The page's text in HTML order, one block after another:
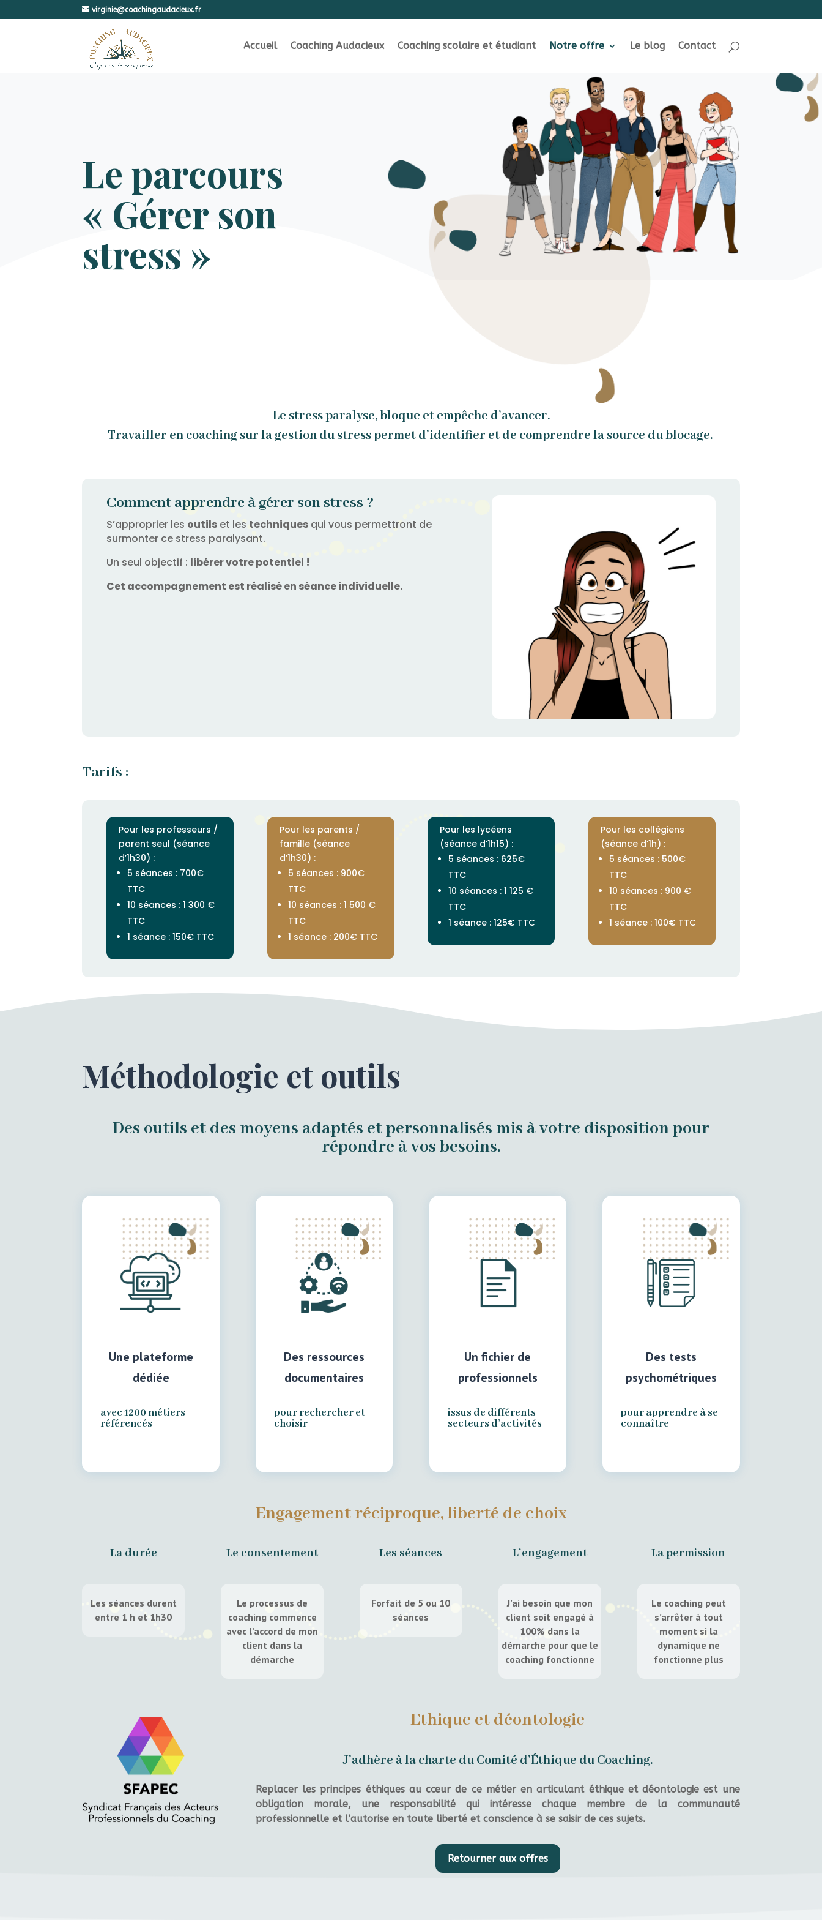
virginie@coachingaudacieux.fr
Accueil Coaching Audacieux Coaching scolaire et étudiant Notre offre Le blog Contact
Le parcours
« Gérer son
stress »
Le stress paralyse, bloque et empêche d’avancer.
Travailler en coaching sur la gestion du stress permet d’identifier et de comprendre la source du blocage.
Comment apprendre à gérer son stress ?
S’approprier les outils et les techniques qui vous permettront de
surmonter ce stress paralysant.
Un seul objectif : libérer votre potentiel !
Cet accompagnement est réalisé en séance individuelle.
Tarifs :
Pour les professeurs /
parent seul (séance
d’1h30) :
5 séances : 700€
TTC
10 séances : 1 300 €
TTC
1 séance : 150€ TTC
Pour les parents /
famille (séance
d’1h30) :
5 séances : 900€
TTC
10 séances : 1 500 €
TTC
1 séance : 200€ TTC
Pour les lycéens
(séance d’1h15) :
5 séances : 625€
TTC
10 séances : 1 125 €
TTC
1 séance : 125€ TTC
Pour les collégiens
(séance d’1h) :
5 séances : 500€
TTC
10 séances : 900 €
TTC
1 séance : 100€ TTC
Méthodologie et outils
Des outils et des moyens adaptés et personnalisés mis à votre disposition pour
répondre à vos besoins.
Une plateforme
dédiée
avec 1200 métiers
référencés
Des ressources
documentaires
pour rechercher et
choisir
Un fichier de
professionnels
issus de différents
secteurs d’activités
Des tests
psychométriques
pour apprendre à se
connaître
Engagement réciproque, liberté de choix
La durée
Les séances durent
entre 1 h et 1h30
Le consentement
Le processus de
coaching commence
avec l’accord de mon
client dans la
démarche
Les séances
Forfait de 5 ou 10
séances
L’engagement
J’ai besoin que mon
client soit engagé à
100% dans la
démarche pour que le
coaching fonctionne
La permission
Le coaching peut
s’arrêter à tout
moment si la
dynamique ne
fonctionne plus
Ethique et déontologie
J’adhère à la charte du Comité d’Éthique du Coaching.
Replacer les principes éthiques au cœur de ce métier en articulant éthique et déontologie est une
obligation morale, une responsabilité qui intéresse chaque membre de la communauté
professionnelle et l’autorise en toute liberté et conscience à se saisir de ces sujets.
Retourner aux offres